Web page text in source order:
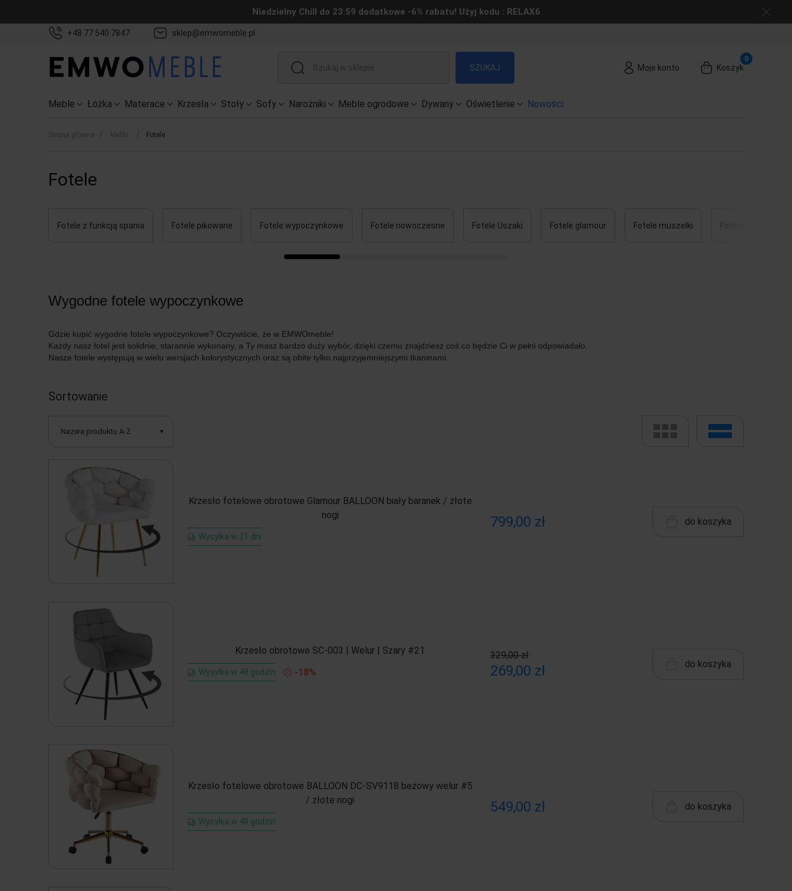
Niedzielny Chill do 23:59 dodatkowe -6% rabatu! Użyj kodu : RELAX6
+48 77 540 7847 sklep@emwomeble.pl
SZUKAJ Moje konto Koszyk
Meble Łóżka Materace Krzesła Stoły Sofy Narożniki Meble ogrodowe Dywany Oświetlenie Nowości
Strona główna Meble Fotele
Fotele
Fotele z funkcją spania Fotele pikowane Fotele wypoczynkowe Fotele nowoczesne Fotele Uszaki Fotele glamour Fotele muszelki Fotele
Wygodne fotele wypoczynkowe
Gdzie kupić wygodne fotele wypoczynkowe? Oczywiście, że w EMWOmeble!
Każdy nasz fotel jest solidnie, starannie wykonany, a Ty masz bardzo duży wybór, dzięki czemu znajdziesz coś co będzie Ci w pełni odpowiadało.
Nasze fotele występują w wielu wersjach kolorystycznych oraz są obite tylko najprzyjemniejszymi tkaninami.
Sortowanie
Nazwa produktu A-Z
Krzesło fotelowe obrotowe Glamour BALLOON biały baranek / złote
nogi
Wysyłka w 21 dni
799,00 zł do koszyka
Krzesło obrotowe SC-003 | Welur | Szary #21
Wysyłka w 48 godzin -18% 269,00 zł
329,00 zł
do koszyka
Krzesło fotelowe obrotowe BALLOON DC-SV9118 beżowy welur #5
/ złote nogi
Wysyłka w 48 godzin
549,00 zł do koszyka